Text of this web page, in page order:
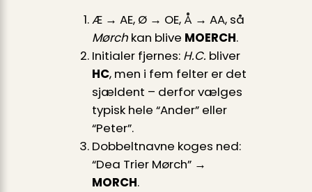
Æ → AE, Ø → OE, Å → AA, så
Mørchkan blive MOERCH.
Initialer fjernes: H.C. bliver
HC, men i fem felter er det
sjældent – derfor vælges
typisk hele “Ander” eller
“Peter”.
Dobbeltnavne koges ned:
“Dea Trier Mørch” →
MORCH.